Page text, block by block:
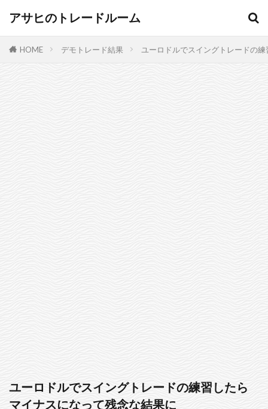
アサヒのトレードルーム
HOME デモトレード結果 ユーロドルでスイングトレードの
ユーロドルでスイングトレードの練習したら
マイナスになって残念な結果に